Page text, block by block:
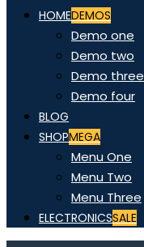
HOMEDEMOS
Demo one
Demo two
Demo three
Demo four
BLOG
SHOPMEGA
Menu One
Menu Two
Menu Three
ELECTRONICSSALE